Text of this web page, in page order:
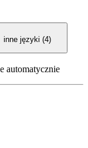
inne języki (4)
automatycznie